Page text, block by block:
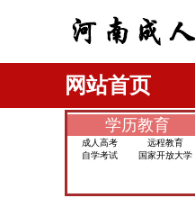
网站首页
学历教育
成人高考
远程教育
自学考试
国家开放大学